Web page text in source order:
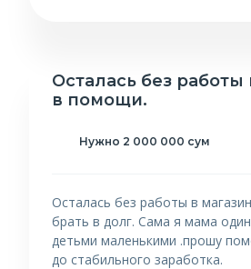
Осталась без
в помощи.
Нужно 2 000 000 сум
Осталась без работы в
брать в долг. Сама я мама
детьми маленькими .прошу
до стабильного заработка.